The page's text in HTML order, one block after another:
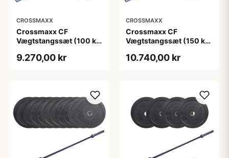
CROSSMAXX
Crossmaxx CF
Vægtstangssæt (100 kg
vægtstang). Perfekt til
9.270,00 kr
CROSSMAXX
Crossmaxx CF
Vægtstangssæt (150 kg
vægtstang). Perfekt til
10.740,00 kr